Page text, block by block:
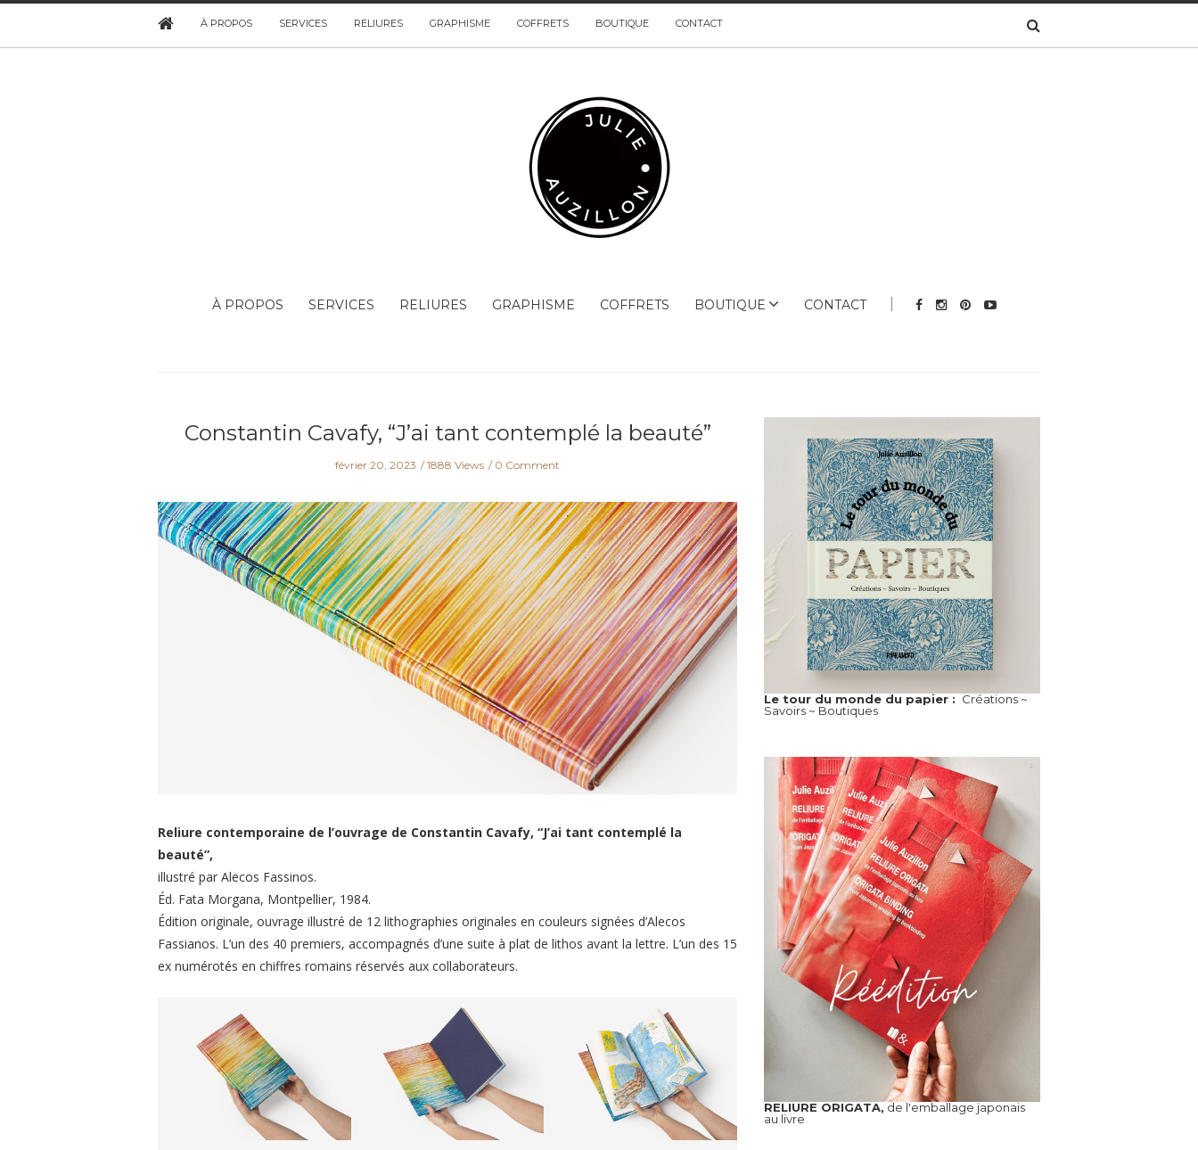
À PROPOS SERVICES RELIURES GRAPHISME COFFRETS BOUTIQUE CONTACT
À PROPOS SERVICES RELIURES GRAPHISME COFFRETS BOUTIQUE CONTACT
Constantin Cavafy, “J’ai tant contemplé la beauté”
février 20, 2023 1888 Views 0 Comment
Reliure contemporaine de l’ouvrage de Constantin Cavafy, “J’ai tant contemplé la
beauté”,
illustré par Alecos Fassinos.
Éd. Fata Morgana, Montpellier, 1984.
Édition originale, ouvrage illustré de 12 lithographies originales en couleurs signées d’Alecos
Fassianos. L’un des 40 premiers, accompagnés d’une suite à plat de lithos avant la lettre. L’un des 15
ex numérotés en chiffres romains réservés aux collaborateurs.
Le tour du monde du papier : Créations ~
Savoirs ~ Boutiques
RELIURE ORIGATA, de l'emballage japonais
au livre